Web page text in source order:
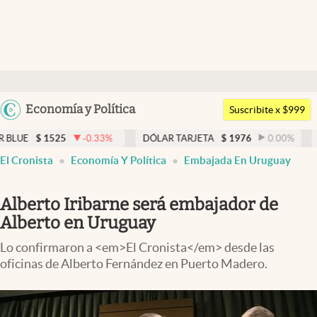
Argentina
Uruguay
Economía y Política
Members
Economía y Política
Finanzas y Mercados
Negocios
Columnistas
Otras secciones
Apertura
Suscribite x $999
-0.33 % DÓLAR TARJETA $ 1976 0.00% DÓLAR MEP
El Cronista Economía Y Política Embajada En Uruguay
Alberto Iribarne será embajador de
Alberto en Uruguay
Lo confirmaron a <em>El Cronista</em> desde las
oficinas de Alberto Fernández en Puerto Madero.